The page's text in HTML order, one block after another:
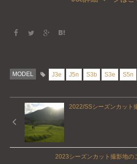
MODEL J3e J5n S3b S3e S5n
2022/SSシーズンカット
2023シーズンカット撮影地の